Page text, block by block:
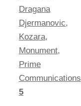
Dragana
Djermanovic,
Kozara,
Monument,
Prime
Communications
5